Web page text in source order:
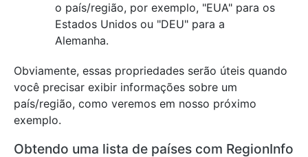
o país/região, por exemplo, "EUA" para os
Estados Unidos ou "DEU" para a
Alemanha.
Obviamente, essas propriedades serão úteis quando
você precisar exibir informações sobre um
país/região, como veremos em nosso próximo
exemplo.
Obtendo uma lista de países com RegionInfo